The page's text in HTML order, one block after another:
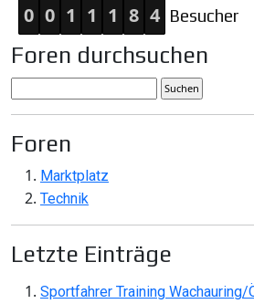
0 0 1 1 1 8 4 Besucher
Foren durchsuchen
Foren
Marktplatz
Technik
Letzte Einträge
Sportfahrer Training